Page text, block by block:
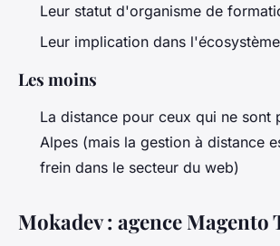
Leur statut d'organisme de
Leur implication dans
Les moins
La distance pour ceux qui ne sont
Alpes (mais la gestion à distance
frein dans le secteur du web)
Mokadev : agence Magento